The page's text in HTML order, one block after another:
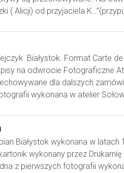
( Alicji) od przyjaciela
Białystok. Format Carte
na odwrocie Fotograficzne
dla dalszych
wykonana w atelier
Białystok wykonana w latach
wykonany przez
z pierwszych fotografii